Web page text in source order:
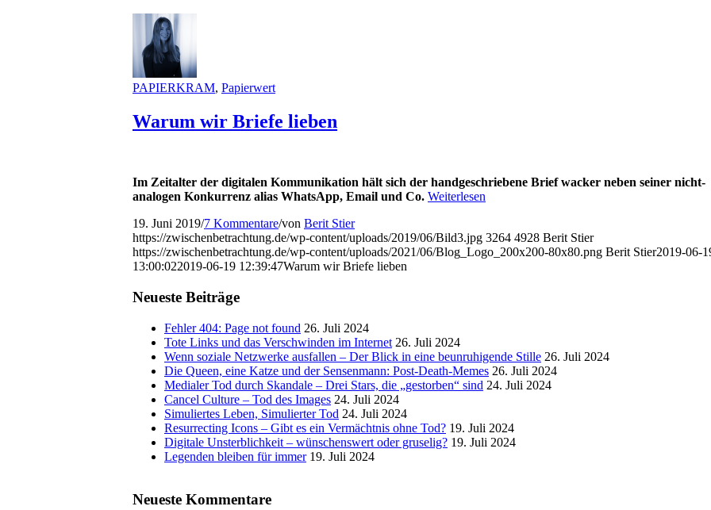
PAPIERKRAM, Papierwert
Warum wir Briefe lieben
Im Zeitalter der digitalen Kommunikation hält sich der handgeschriebene Brief wacker neben seiner nicht-
analogen Konkurrenz alias WhatsApp, Email und Co. Weiterlesen
19. Juni 2019/7 Kommentare/von Berit Stier
https://zwischenbetrachtung.de/wp-content/uploads/2019/06/Bild3.jpg 3264 4928 Berit Stier
https://zwischenbetrachtung.de/wp-content/uploads/2021/06/Blog_Logo_200x200-80x80.png Berit Stier2019-06-
13:00:022019-06-19 12:39:47Warum wir Briefe lieben
Neueste Beiträge
Fehler 404: Page not found 26. Juli 2024
Tote Links und das Verschwinden im Internet 26. Juli 2024
Wenn soziale Netzwerke ausfallen – Der Blick in eine beunruhigende Stille 26. Juli 2024
Die Queen, eine Katze und der Sensenmann: Post-Death-Memes 26. Juli 2024
Medialer Tod durch Skandale – Drei Stars, die „gestorben“ sind 24. Juli 2024
Cancel Culture – Tod des Images 24. Juli 2024
Simuliertes Leben, Simulierter Tod 24. Juli 2024
Resurrecting Icons – Gibt es ein Vermächtnis ohne Tod? 19. Juli 2024
Digitale Unsterblichkeit – wünschenswert oder gruselig? 19. Juli 2024
Legenden bleiben für immer 19. Juli 2024
Neueste Kommentare